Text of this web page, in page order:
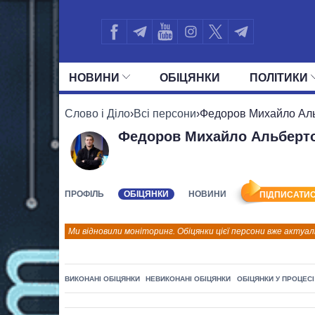
НОВИНИ ОБIЦЯНКИ ПОЛIТИКИ
УСІ ПОЛІТИКИ ПРЕЗИДЕНТ І
Слово і Діло›Всі персони›Федоров Михайло
Федоров Михайло
ПРОФІЛЬ ОБІЦЯНКИ НОВИНИ
Ми відновили моніторинг. Обіцянки цієї персони вже
ВИКОНАНІ ОБІЦЯНКИ НЕВИКОНАНІ ОБІЦЯНКИ ОБІЦЯНКИ У ПРОЦЕСІ